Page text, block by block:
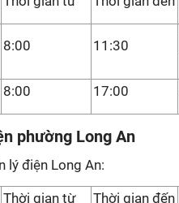
8:00 11:30
8:00 17:00
phường Long An
lý điện Long An:
Thời gian từ Thời gian đến